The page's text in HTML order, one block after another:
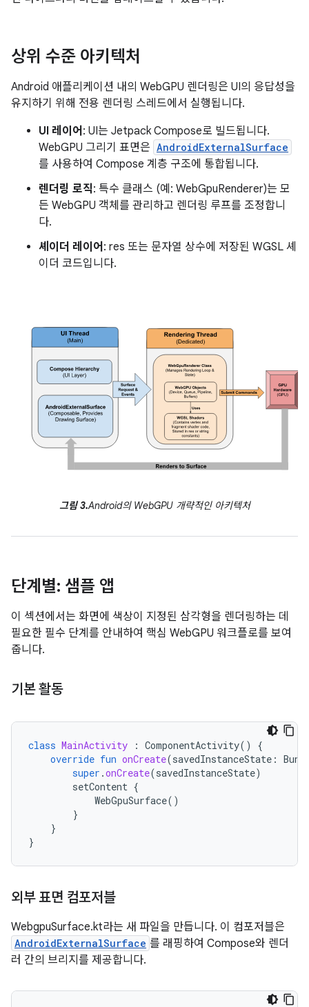
상위 수준 아키텍처
Android 애플리케이션 내의 WebGPU 렌더링은 UI의 응답성을
유지하기 위해 전용 렌더링 스레드에서 실행됩니다.
UI 레이어 : UI는 Jetpack Compose로 빌드됩니다.
WebGPU 그리기 표면은 AndroidExternalSurface
를 사용하여 Compose 계층 구조에 통합됩니다.
렌더링 로직: 특수 클래스 (예: WebGpuRenderer)는 모
든 WebGPU 객체를 관리하고 렌더링 루프를 조정합니
다.
셰이더 레이어 : res 또는 문자열 상수에 저장된 WGSL 셰
이더 코드입니다.
그림 3.Android의 WebGPU 개략적인 아키텍처
단계별: 샘플 앱
이 섹션에서는 화면에 색상이 지정된 삼각형을 렌더링하는 데
필요한 필수 단계를 안내하여 핵심 WebGPU 워크플로를 보여
줍니다.
기본 활동
class MainActivity : ComponentActivity()
{
override fun onCreate(savedInstanceState :
super .onCreate(savedInstanceState)
setContent {
WebGpuSurface()
}
}
}
외부 표면 컴포저블
WebgpuSurface.kt라는 새 파일을 만듭니다. 이 컴포저블은
AndroidExternalSurface 를 래핑하여 Compose와 렌더
러 간의 브리지를 제공합니다.